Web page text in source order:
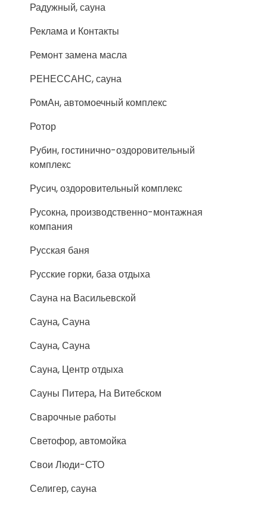
Радужный, сауна
Реклама и Контакты
Ремонт замена масла
РЕНЕССАНС, сауна
РомАн, автомоечный комплекс
Ротор
Рубин, гостинично-оздоровительный
комплекс
Русич, оздоровительный комплекс
Русокна, производственно-монтажная
компания
Русская баня
Русские горки, база отдыха
Сауна на Васильевской
Сауна, Сауна
Сауна, Сауна
Сауна, Центр отдыха
Сауны Питера, На Витебском
Сварочные работы
Светофор, автомойка
Свои Люди-СТО
Селигер, сауна